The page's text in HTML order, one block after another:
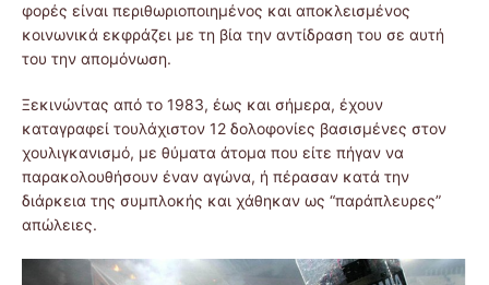
φορές είναι περιθωριοποιημένος και αποκλεισμένος
κοινωνικά εκφράζει με τη βία την αντίδραση του σε αυτή
του την απομόνωση.
Ξεκινώντας από το 1983, έως και σήμερα, έχουν
καταγραφεί τουλάχιστον 12 δολοφονίες βασισμένες στον
χουλιγκανισμό, με θύματα άτομα που είτε πήγαν να
παρακολουθήσουν έναν αγώνα, ή πέρασαν κατά την
διάρκεια της συμπλοκής και χάθηκαν ως “παράπλευρες”
απώλειες.